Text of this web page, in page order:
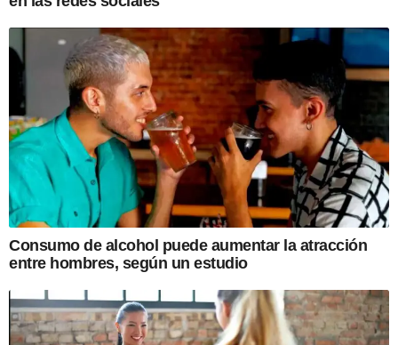
Consumo de alcohol puede aumentar la atracción
entre hombres, según un estudio